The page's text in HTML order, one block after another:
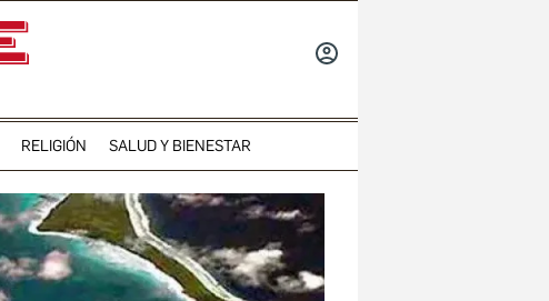
RELIGIÓN SALUD Y BIENESTAR